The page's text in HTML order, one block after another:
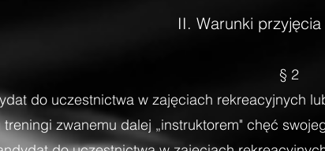
II. Warunki
§ 2
do uczestnictwa w zajęciach rekreacyjnych
zwanemu dalej „instruktorem" chęć